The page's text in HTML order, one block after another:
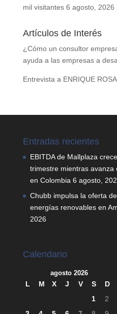
mil visitantes 6 agosto, 2026
Artículos de Interés
¿Cómo un consultor
ayuda a las empresas a
Entrevista a ENRIQUE
Entradas recientes
EBITDA de Mallplaza
trimestre mientras
en Colombia 6 agosto,
Chubb impulsa la oferta
energías renovables en
2026
Calendario
agosto 2026
L M X J V S
D
1
2